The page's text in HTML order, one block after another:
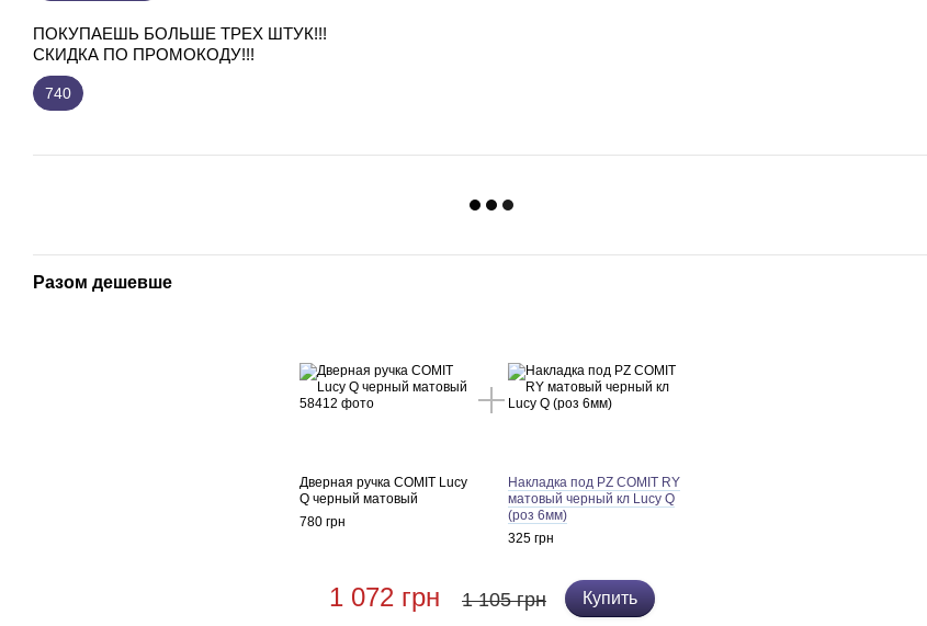
ПОКУПАЕШЬ БОЛЬШЕ ТРЕХ ШТУК!!!
СКИДКА ПО ПРОМОКОДУ!!!
740
Разом дешевше
Дверная ручка COMIT Lucy
Q черный матовый
780 грн
Накладка под PZ COMIT RY
матовый черный кл Lucy Q
(роз 6мм)
325 грн
1 072 грн 1 105 грн Купить